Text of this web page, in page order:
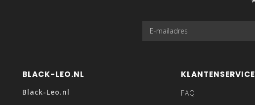
BLACK-LEO.NL
Black-Leo.nl
KLANTENSERVICE
FAQ